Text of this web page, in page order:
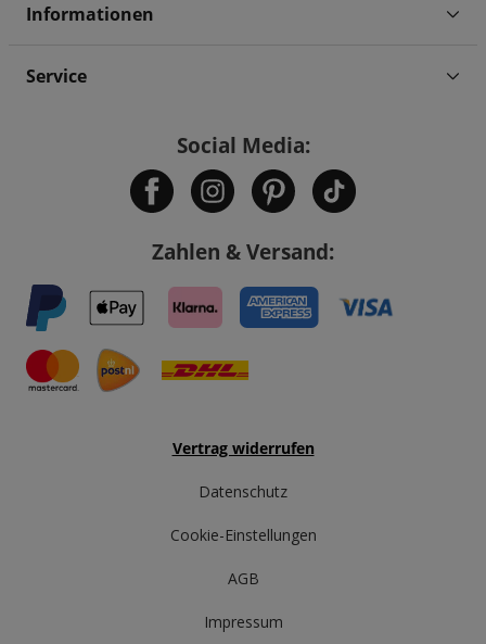
Informationen
Service
Social Media:
Zahlen & Versand:
Vertrag widerrufen
Datenschutz
Cookie-Einstellungen
AGB
Impressum